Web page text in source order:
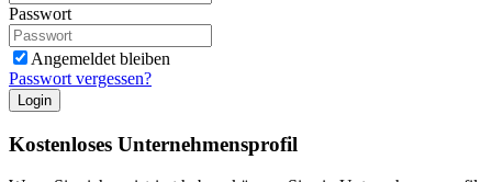
Passwort
Angemeldet bleiben
Passwort vergessen?
Login
Kostenloses Unternehmensprofil